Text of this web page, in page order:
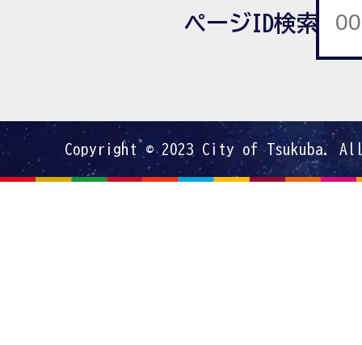
ページID検索
Copyright © 2023 City of Tsukuba.